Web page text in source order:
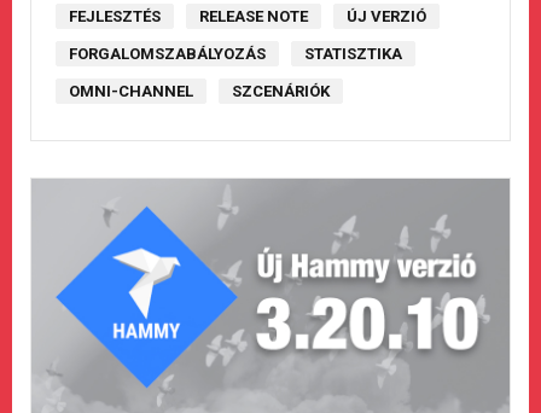
FEJLESZTÉS RELEASE NOTE ÚJ VERZIÓ
FORGALOMSZABÁLYOZÁS STATISZTIKA
OMNI-CHANNEL SZCENÁRIÓK